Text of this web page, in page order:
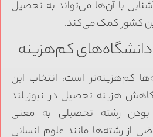
با آن‌ها می‌تواند به تحصیل
کشور کمک می‌کند.
کم‌هزینه
است، انتخاب این
هزینه تحصیل در نیوزیلند
رشته تحصیلی به معنی
رشته‌ها مانند علوم انسانی